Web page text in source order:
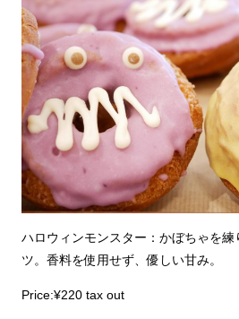
ハロウィンモンスター：かぼちゃを
ツ。香料を使用せず、優しい甘み。
Price:¥220 tax out